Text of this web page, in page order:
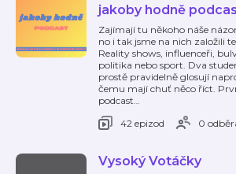
jakoby hodně
Zajímají tu někoho náše
no i tak jsme na nich založili
Reality shows, influenceři,
politika nebo sport. Dva
prostě pravidelně glosují
čemu mají chuť něco říct.
podcast…
42 epizod
0
Vysoký Votáčky